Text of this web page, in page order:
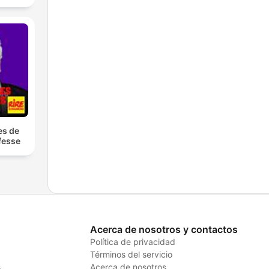
de
Acerca de nosotros y contactos
Política de privacidad
Términos del servicio
Acerca de nosotros